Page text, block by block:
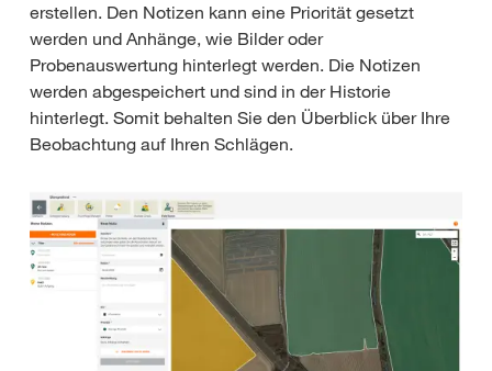
erstellen. Den Notizen kann eine Priorität gesetzt
werden und Anhänge, wie Bilder oder
Probenauswertung hinterlegt werden. Die Notizen
werden abgespeichert und sind in der Historie
hinterlegt. Somit behalten Sie den Überblick über Ihre
Beobachtung auf Ihren Schlägen.